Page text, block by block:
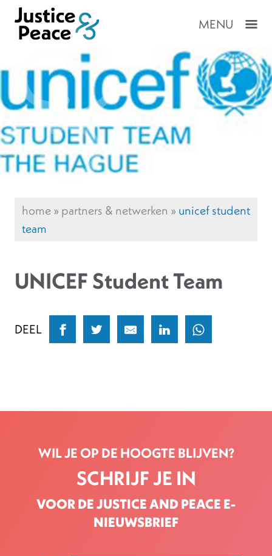
MENU
home»partners & netwerken »unicef student
team
UNICEF Student Team
DEEL
WIL JE OP DE HOOGTE BLIJVEN?
SCHRIJF JE IN
VOOR DE JUSTICE AND PEACE E-
NIEUWSBRIEF